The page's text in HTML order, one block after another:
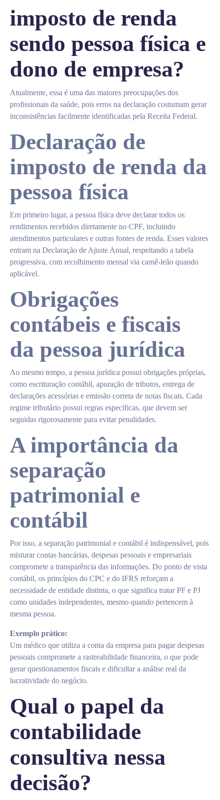
imposto de renda
sendo pessoa física e
dono de empresa?
Atualmente, essa é uma das maiores preocupações dos
profissionais da saúde, pois erros na declaração costumam gerar
inconsistências facilmente identificadas pela Receita Federal.
Declaração de
imposto de renda da
pessoa física
Em primeiro lugar, a pessoa física deve declarar todos os
rendimentos recebidos diretamente no CPF, incluindo
atendimentos particulares e outras fontes de renda. Esses valores
entram na Declaração de Ajuste Anual, respeitando a tabela
progressiva, com recolhimento mensal via carnê-leão quando
aplicável.
Obrigações
contábeis e fiscais
da pessoa jurídica
Ao mesmo tempo, a pessoa jurídica possui obrigações próprias,
como escrituração contábil, apuração de tributos, entrega de
declarações acessórias e emissão correta de notas fiscais. Cada
regime tributário possui regras específicas, que devem ser
seguidas rigorosamente para evitar penalidades.
A importância da
separação
patrimonial e
contábil
Por isso, a separação patrimonial e contábil é indispensável, pois
misturar contas bancárias, despesas pessoais e empresariais
compromete a transparência das informações. Do ponto de vista
contábil, os princípios do CPC e do IFRS reforçam a
necessidade de entidade distinta, o que significa tratar PF e PJ
como unidades independentes, mesmo quando pertencem à
mesma pessoa.
Exemplo prático:
Um médico que utiliza a conta da empresa para pagar despesas
pessoais compromete a rastreabilidade financeira, o que pode
gerar questionamentos fiscais e dificultar a análise real da
lucratividade do negócio.
Qual o papel da
contabilidade
consultiva nessa
decisão?